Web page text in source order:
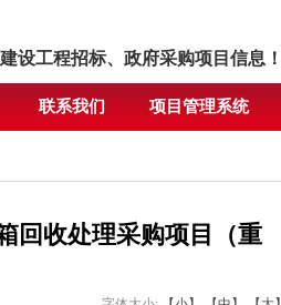
设工程招标、政府采购项目信息！
联系我们 项目管理系统
回收处理采购项目（重